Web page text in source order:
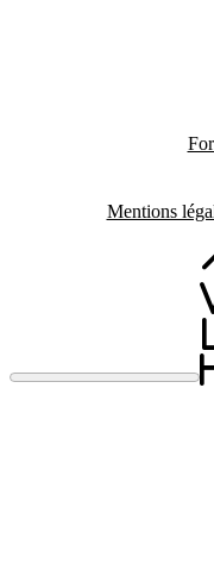
Mentions